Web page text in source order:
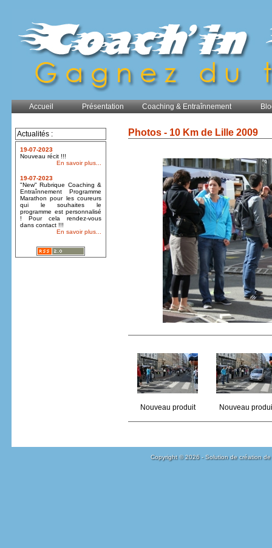
Accueil Présentation Coaching & Entraînnement
Actualités :
19-07-2023
Nouveau récit !!!
En savoir plus...
19-07-2023
"New" Rubrique Coaching &
Entraînnement Programme
Marathon pour les coureurs
qui le souhaites le
programme est personnalisé
! Pour cela rendez-vous
dans contact !!!
En savoir plus...
Photos - 10 Km de Lille 2009
Nouveau produit Nouveau
Copyright © 2026 - Solution de création